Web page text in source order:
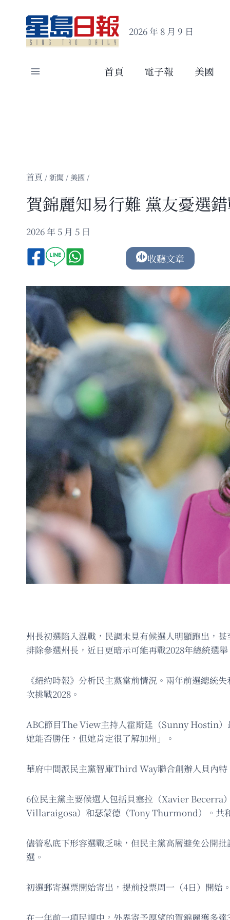
content
2026 年 8 月 9 日
首頁 電子報 美國
/新聞 / 美國 /
賀錦麗知易行難 黨友憂選
2026 年 5 月 5 日
收聽文章
州長初選陷入混戰，民調未見有候選人明顯跑出，
排除參選州長，近日更暗示可能再戰2028年總統選
《紐約時報》分析民主黨當前情況。兩年前選總統
次挑戰2028。
ABC節目The View主持人霍斯廷（Sunny Hostin）
她能否勝任，但她肯定很了解加州」。
華府中間派民主黨智庫Third Way聯合創辦人貝內
6位民主黨主要候選人包括貝塞拉（Xavier
Villaraigosa）和瑟蒙德（Tony Thurmond）。共
儘管私底下形容選戰乏味，但民主黨高層避免公開
選。
初選郵寄選票開始寄出，提前投票周一（4日）開始
在一年前一項民調中，外界寄予厚望的賀錦麗獲多